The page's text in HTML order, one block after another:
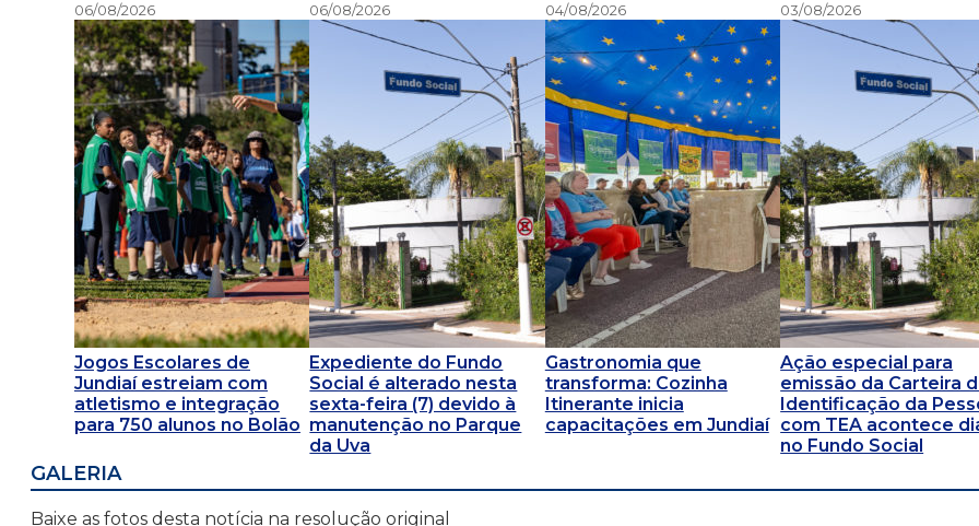
06/08/2026
Jogos Escolares de
Jundiaí estreiam com
atletismo e integração
para 750 alunos no Bolão
06/08/2026
Expediente do Fundo
Social é alterado nesta
sexta-feira (7) devido à
manutenção no Parque
da Uva
04/08/2026
Gastronomia que
transforma: Cozinha
Itinerante inicia
capacitações em Jundiaí
03/08/2026
Ação especial para
emissão da Carteira
Identificação da
com TEA acontece
no Fundo Social
GALERIA
Baixe as fotos desta notícia na resolução original